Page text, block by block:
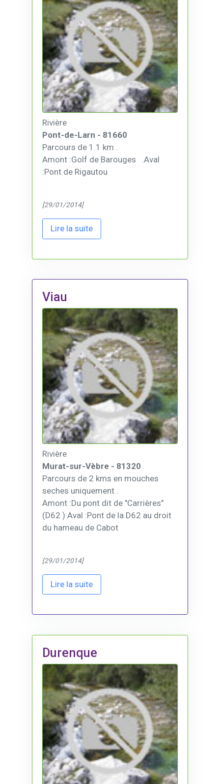
Rivière
Pont-de-Larn - 81660
Parcours de 1.1 km .
Amont :Golf de Barouges .Aval
:Pont de Rigautou
[29/01/2014]
Lire la suite
Viau
Rivière
Murat-sur-Vèbre - 81320
Parcours de 2 kms en mouches
seches uniquement .
Amont :Du pont dit de "Carrières"
(D62 ) Aval :Pont de la D62 au droit
du hameau de Cabot
[29/01/2014]
Lire la suite
Durenque